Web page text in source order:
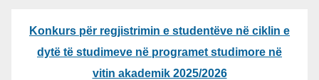
Konkurs për regjistrimin e studentëve në ciklin e
dytë të studimeve në programet studimore në
vitin akademik 2025/2026